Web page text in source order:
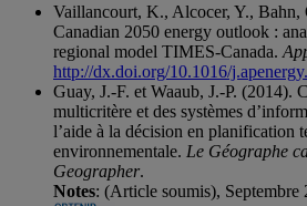
Vaillancourt, K., Alcocer, Y., Bahn,
Canadian 2050 energy outlook :
regional model TIMES-Canada.
http://dx.doi.org/10.1016/
Guay, J.-F. et Waaub, J.-P. (2014).
multicritère et des systèmes
l’aide à la décision en planification
environnementale. Le Géographe
Geographer.
Notes: (Article soumis), Septembre